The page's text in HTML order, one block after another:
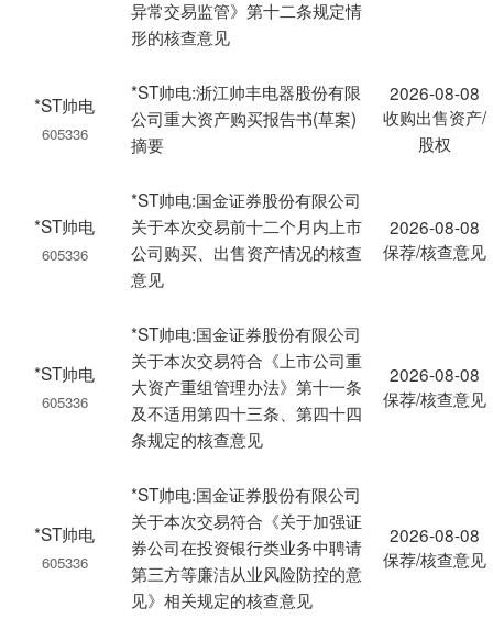
异常交易监管》第十二条规定情
形的核查意见
*ST帅电
605336
*ST帅电:浙江帅丰电器股份有限
公司重大资产购买报告书(草案)
摘要
2026-08-08
收购出售资产/
股权
*ST帅电
605336
*ST帅电:国金证券股份有限公司
关于本次交易前十二个月内上市
公司购买、出售资产情况的核查
意见
2026-08-08
保荐/核查意见
*ST帅电
605336
*ST帅电:国金证券股份有限公司
关于本次交易符合《上市公司重
大资产重组管理办法》第十一条
及不适用第四十三条、第四十四
条规定的核查意见
2026-08-08
保荐/核查意见
*ST帅电
605336
*ST帅电:国金证券股份有限公司
关于本次交易符合《关于加强证
券公司在投资银行类业务中聘请
第三方等廉洁从业风险防控的意
见》相关规定的核查意见
2026-08-08
保荐/核查意见